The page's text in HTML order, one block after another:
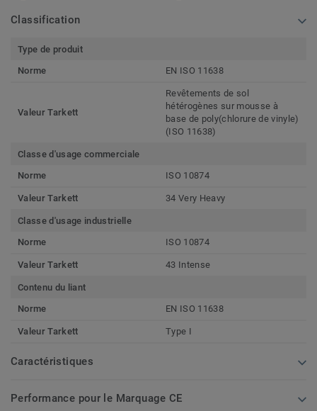
Classification
Type de produit
Norme
EN ISO 11638
Valeur Tarkett
Revêtements de sol
hétérogènes sur mousse à
base de poly(chlorure de vinyle)
(ISO 11638)
Classe d'usage commerciale
Norme
ISO 10874
Valeur Tarkett 34 Very Heavy
Classe d'usage industrielle
Norme
ISO 10874
Valeur Tarkett 43 Intense
Contenu du liant
Norme
EN ISO 11638
Valeur Tarkett Type I
Caractéristiques
Performance pour le Marquage CE